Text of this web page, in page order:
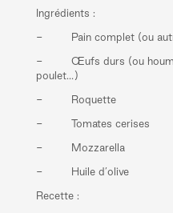
Ingrédients :
- Pain complet (ou
- Œufs durs (ou
poulet…)
- Roquette
- Tomates cerises
- Mozzarella
- Huile d’olive
Recette :